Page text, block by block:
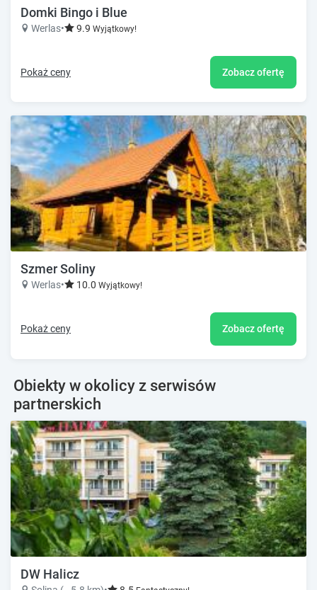
Domki Bingo i Blue
Werlas• 9.9 Wyjątkowy!
Pokaż ceny Zobacz ofertę
Szmer Soliny
Werlas• 10.0 Wyjątkowy!
Pokaż ceny Zobacz ofertę
Obiekty w okolicy z serwisów
partnerskich
DW Halicz